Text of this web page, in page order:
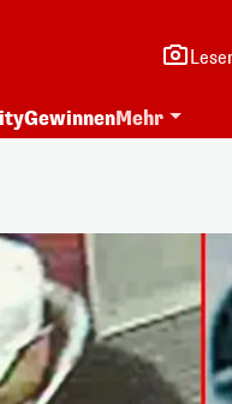
GewinnenMehr